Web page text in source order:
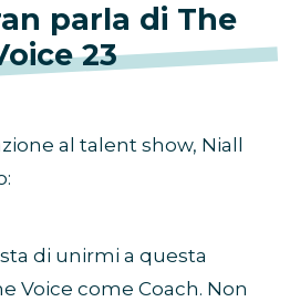
parla di The
23
al talent show, Niall
di unirmi a questa
Voice come Coach. Non